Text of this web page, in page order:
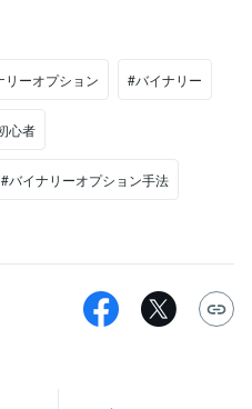
リーオプション #バイナリー
心者
#バイナリーオプション手法